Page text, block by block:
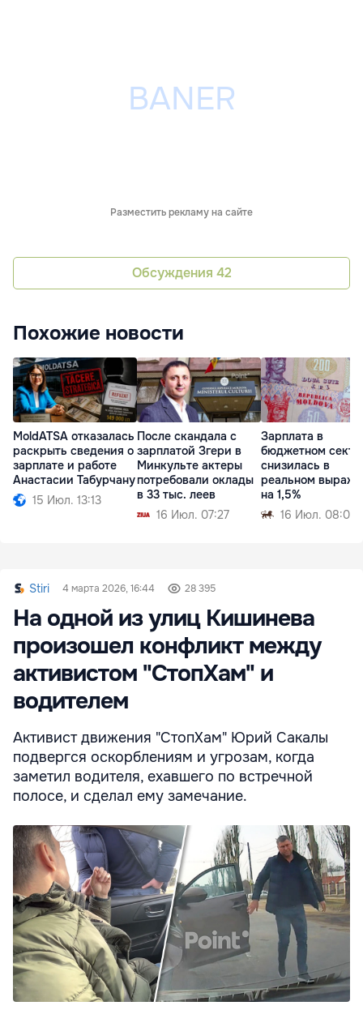
Разместить рекламу на сайте
Обсуждения 42
Похожие новости
MoldATSA отказалась
раскрыть сведения о
зарплате и работе
Анастасии Табурчану
15 Июл. 13:13
После скандала с
зарплатой Згери в
Минкульте актеры
потребовали оклады
в 33 тыс. леев
16 Июл. 07:27
Зарплата в
бюджетном
снизилась в
реальном
на 1,5%
16 Июл. 08:02
Stiri 4 марта 2026, 16:44 28 395
На одной из улиц Кишинева
произошел конфликт между
активистом "СтопХам" и
водителем
Активист движения "СтопХам" Юрий Сакалы
подвергся оскорблениям и угрозам, когда
заметил водителя, ехавшего по встречной
полосе, и сделал ему замечание.